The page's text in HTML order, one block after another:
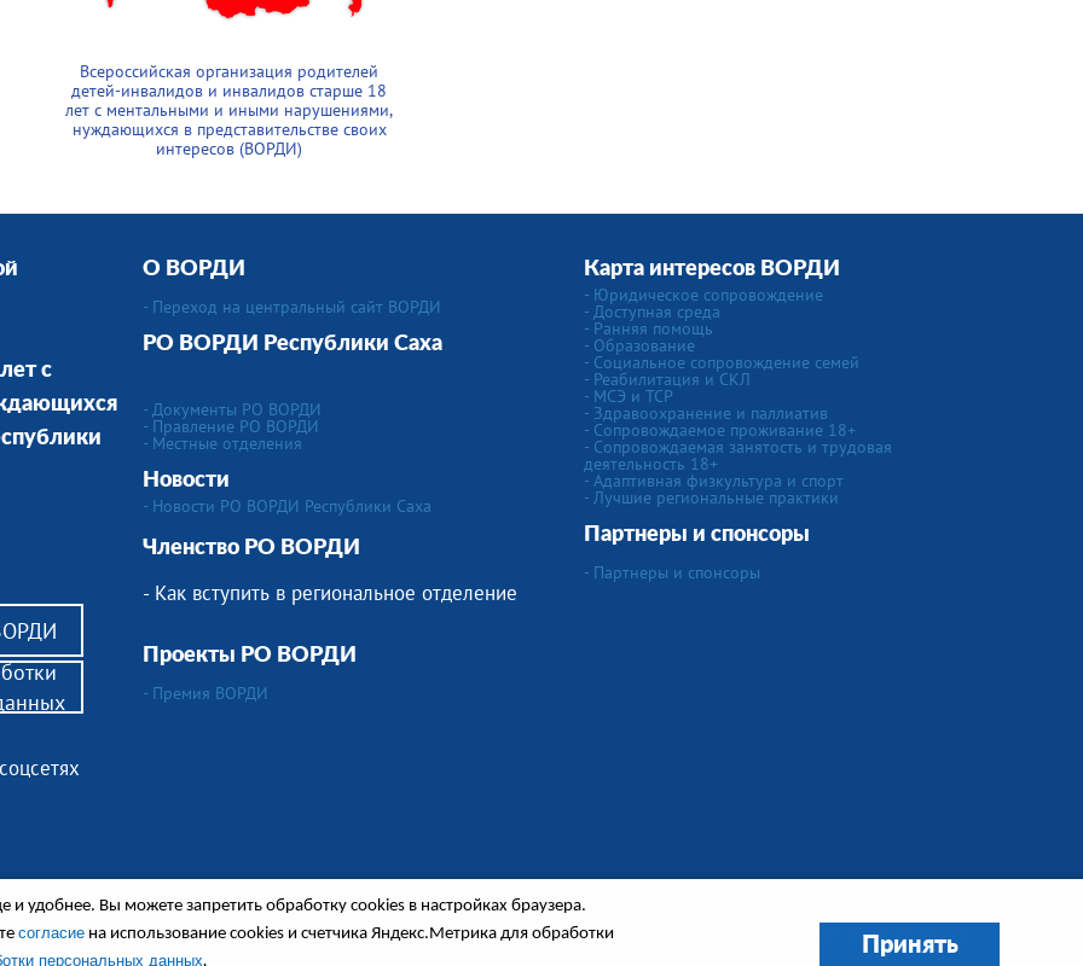
Всероссийская организация родителей
детей-инвалидов и инвалидов старше 18
лет с ментальными и иными нарушениями,
нуждающихся в представительстве своих
интересов (ВОРДИ)
с
в сопровождении.
CMS Smart Engine v.4
О ВОРДИ
- Переход на центральный сайт ВОРДИ
РО ВОРДИ
Республики Саха
- Документы РО ВОРДИ
- Правление РО ВОРДИ
- Местные отделения
Новости
- Новости РО ВОРДИ Республики Саха
Членство РО ВОРДИ
- Как вступить в региональное отделение
Проекты РО ВОРДИ
- Премия ВОРДИ
Карта интересов ВОРДИ
- Юридическое сопровождение
- Доступная среда
- Ранняя помощь
- Образование
- Социальное сопровождение семей
- Реабилитация и СКЛ
- МСЭ и ТСР
- Здравоохранение и паллиатив
- Сопровождаемое проживание 18+
- Сопровождаемая занятость и трудовая
деятельность 18+
- Адаптивная физкультура и спорт
- Лучшие региональные практики
Партнеры и спонсоры
- Партнеры и спонсоры
удобнее. Вы можете запретить обработку сookies в настройках браузера.
согласие на использование cookies и счетчика Яндекс.Метрика для обработки
персональных данных.
Принять